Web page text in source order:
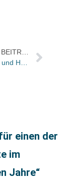
NÄCHSTER BEITRAG
Hugendubel und Habel mit gemeinsamem Geschäft in Erfurt
einen der
im
Jahre“